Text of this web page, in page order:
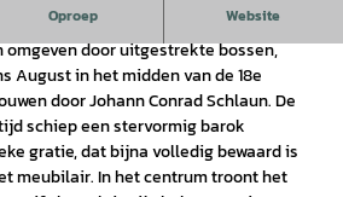
Oproep Website
omgeven door uitgestrekte bossen,
August in het midden van de 18e
door Johann Conrad Schlaun. De
schiep een stervormig barok
gratie, dat bijna volledig bewaard is
meubilair. In het centrum troont het